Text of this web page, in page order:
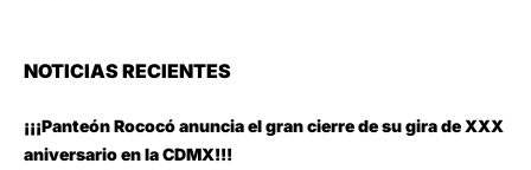
NOTICIAS RECIENTES
¡¡¡Panteón Rococó anuncia el gran cierre de su gira de XXX
aniversario en la CDMX!!!